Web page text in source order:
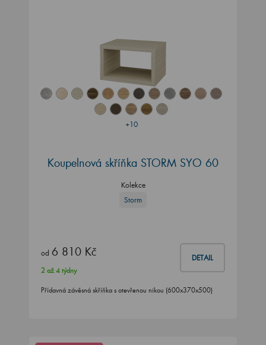
+10
Koupelnová skříňka STORM SYO 60
Kolekce
Storm
od 6 810 Kč DETAIL
2 až 4 týdny
Přídavná závěsná skříňka s otevřenou nikou (600x370x500)